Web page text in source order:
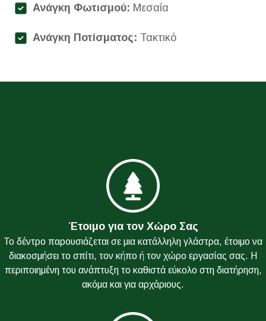
Ανάγκη Φωτισμού: Μεσαία
Ανάγκη Ποτίσματος: Τακτικό
Έτοιμο για τον Χώρο Σας
Το δέντρο παρουσιάζεται σε μια κατάλληλη γλάστρα, έτοιμο να
διακοσμήσει το σπίτι, τον κήπο ή τον χώρο εργασίας σας. Η
περιποιημένη του ανάπτυξη το καθιστά εύκολο στη διατήρηση,
ακόμα και για αρχάριους.